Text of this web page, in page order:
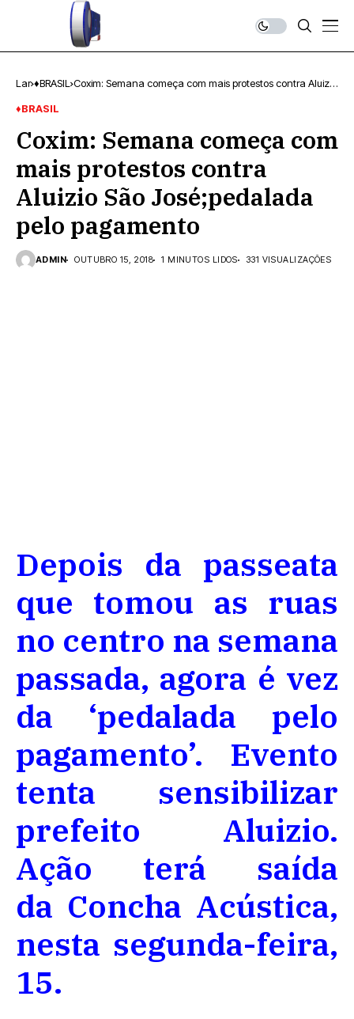
Lar ♦BRASIL Coxim: Semana começa com mais protestos contra Aluizio
♦BRASIL
Coxim: Semana começa com
mais protestos contra
Aluizio São José;pedalada
pelo pagamento
ADMIN OUTUBRO 15, 2018 1 MINUTOS LIDOS 331 VISUALIZAÇÕES
Depois da passeata
que tomou as ruas
no centro na semana
passada, agora é vez
da ‘pedalada pelo
pagamento’. Evento
tenta sensibilizar
prefeito Aluizio.
Ação terá saída
da Concha Acústica,
nesta segunda-feira,
15.